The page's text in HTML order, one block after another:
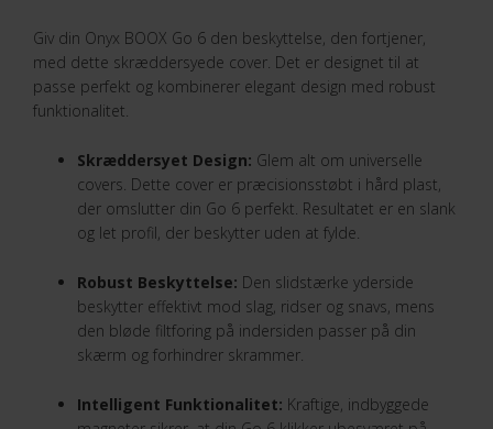
Giv din Onyx BOOX Go 6 den beskyttelse, den fortjener,
med dette skræddersyede cover. Det er designet til at
passe perfekt og kombinerer elegant design med robust
funktionalitet.
Skræddersyet Design: Glem alt om universelle
covers. Dette cover er præcisionsstøbt i hård plast,
der omslutter din Go 6 perfekt. Resultatet er en slank
og let profil, der beskytter uden at fylde.
Robust Beskyttelse: Den slidstærke yderside
beskytter effektivt mod slag, ridser og snavs, mens
den bløde filtforing på indersiden passer på din
skærm og forhindrer skrammer.
Intelligent Funktionalitet: Kraftige, indbyggede